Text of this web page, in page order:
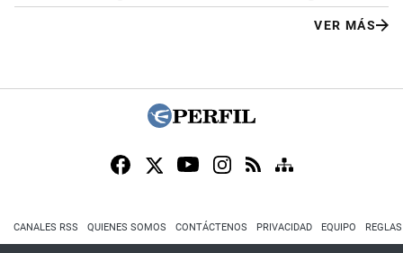
VER MÁS
CANALES RSS QUIENES SOMOS CONTÁCTENOS PRIVACIDAD EQUIPO